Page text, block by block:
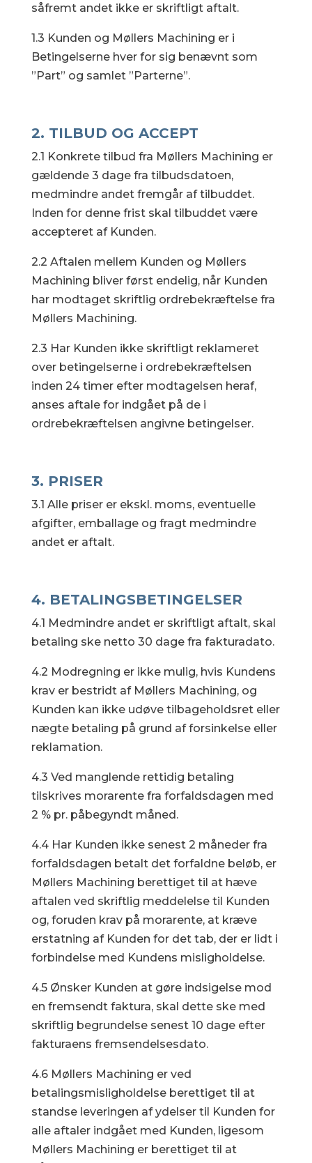
såfremt andet ikke er skriftligt aftalt.
1.3 Kunden og Møllers Machining er i
Betingelserne hver for sig benævnt som
”Part” og samlet ”Parterne”.
2. TILBUD OG ACCEPT
2.1 Konkrete tilbud fra Møllers Machining er
gældende 3 dage fra tilbudsdatoen,
medmindre andet fremgår af tilbuddet.
Inden for denne frist skal tilbuddet være
accepteret af Kunden.
2.2 Aftalen mellem Kunden og Møllers
Machining bliver først endelig, når Kunden
har modtaget skriftlig ordrebekræftelse fra
Møllers Machining.
2.3 Har Kunden ikke skriftligt reklameret
over betingelserne i ordrebekræftelsen
inden 24 timer efter modtagelsen heraf,
anses aftale for indgået på de i
ordrebekræftelsen angivne betingelser.
3. PRISER
3.1 Alle priser er ekskl. moms, eventuelle
afgifter, emballage og fragt medmindre
andet er aftalt.
4. BETALINGSBETINGELSER
4.1 Medmindre andet er skriftligt aftalt, skal
betaling ske netto 30 dage fra fakturadato.
4.2 Modregning er ikke mulig, hvis Kundens
krav er bestridt af Møllers Machining, og
Kunden kan ikke udøve tilbageholdsret eller
nægte betaling på grund af forsinkelse eller
reklamation.
4.3 Ved manglende rettidig betaling
tilskrives morarente fra forfaldsdagen med
2 % pr. påbegyndt måned.
4.4 Har Kunden ikke senest 2 måneder fra
forfaldsdagen betalt det forfaldne beløb, er
Møllers Machining berettiget til at hæve
aftalen ved skriftlig meddelelse til Kunden
og, foruden krav på morarente, at kræve
erstatning af Kunden for det tab, der er lidt i
forbindelse med Kundens misligholdelse.
4.5 Ønsker Kunden at gøre indsigelse mod
en fremsendt faktura, skal dette ske med
skriftlig begrundelse senest 10 dage efter
fakturaens fremsendelsesdato.
4.6 Møllers Machining er ved
betalingsmisligholdelse berettiget til at
standse leveringen af ydelser til Kunden for
alle aftaler indgået med Kunden, ligesom
Møllers Machining er berettiget til at